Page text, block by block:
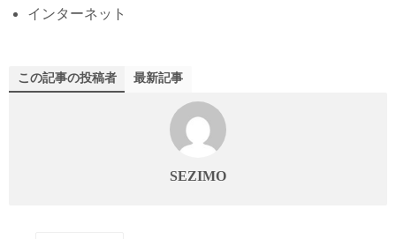
インターネット
この記事の投稿者 最新記事
SEZIMO